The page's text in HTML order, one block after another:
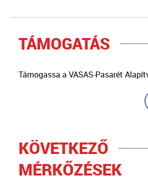
TÁMOGATÁS
Támogassa a VASAS-Pasarét
KÖVETKEZŐ
MÉRKŐZÉSEK